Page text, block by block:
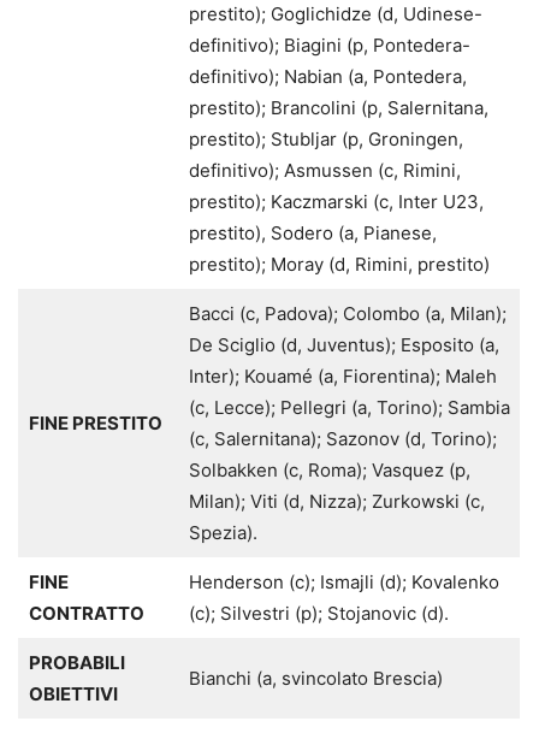
prestito); Goglichidze (d, Udinese-
definitivo); Biagini (p, Pontedera-
definitivo); Nabian (a, Pontedera,
prestito); Brancolini (p, Salernitana,
prestito); Stubljar (p, Groningen,
definitivo); Asmussen (c, Rimini,
prestito); Kaczmarski (c, Inter U23,
prestito), Sodero (a, Pianese,
prestito); Moray (d, Rimini, prestito)
FINE PRESTITO
Bacci (c, Padova); Colombo (a, Milan);
De Sciglio (d, Juventus); Esposito (a,
Inter); Kouamé (a, Fiorentina); Maleh
(c, Lecce); Pellegri (a, Torino); Sambia
(c, Salernitana); Sazonov (d, Torino);
Solbakken (c, Roma); Vasquez (p,
Milan); Viti (d, Nizza); Zurkowski (c,
Spezia).
FINE
CONTRATTO
Henderson (c); Ismajli (d); Kovalenko
(c); Silvestri (p); Stojanovic (d).
PROBABILI
OBIETTIVI
Bianchi (a, svincolato Brescia)